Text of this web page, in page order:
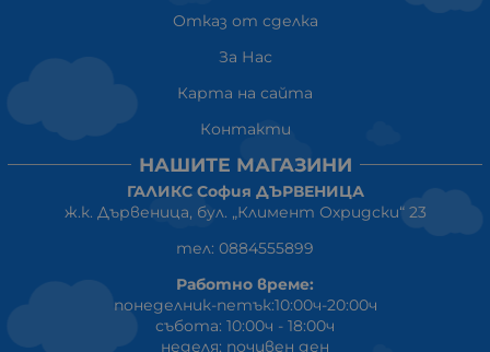
Отказ от сделка
За Нас
Карта на сайта
Контакти
НАШИТЕ МАГАЗИНИ
ГАЛИКС София ДЪРВЕНИЦА
ж.к. Дървеница, бул. „Климент Охридски“ 23
тел: 0884555899
Работно време:
понеделник-петък:10:00ч-20:00ч
събота: 10:00ч - 18:00ч
неделя: почивен ден